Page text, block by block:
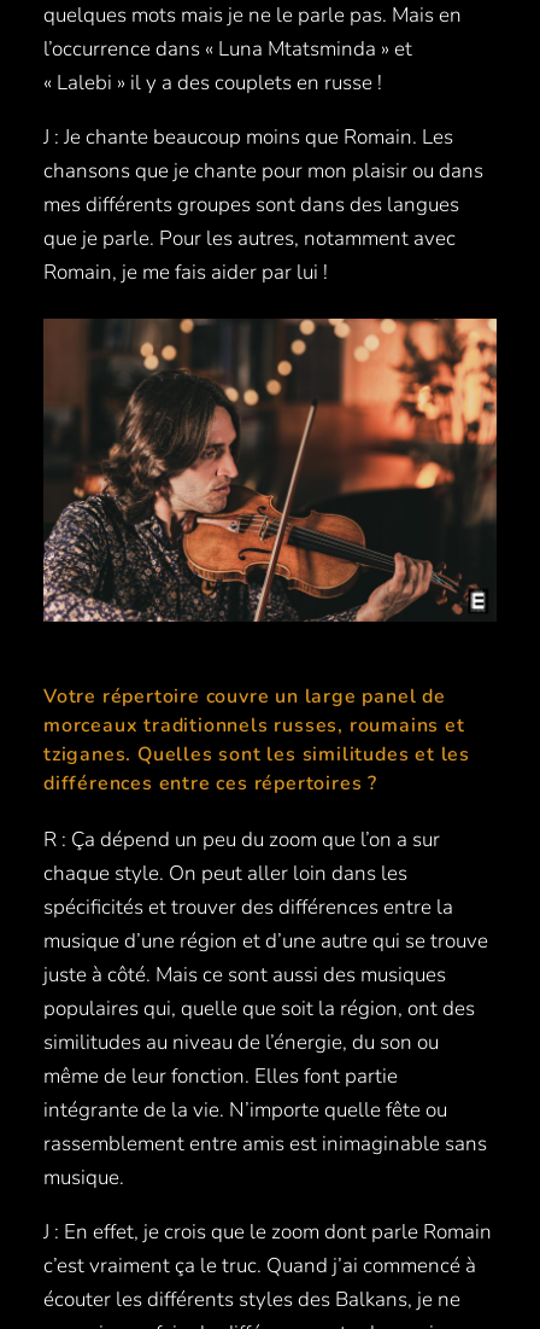
quelques mots mais je ne le parle pas. Mais en
l’occurrence dans « Luna Mtatsminda » et
« Lalebi » il y a des couplets en russe !
J : Je chante beaucoup moins que Romain. Les
chansons que je chante pour mon plaisir ou dans
mes différents groupes sont dans des langues
que je parle. Pour les autres, notamment avec
Romain, je me fais aider par lui !
Votre répertoire couvre un large panel de
morceaux traditionnels russes, roumains et
tziganes. Quelles sont les similitudes et les
différences entre ces répertoires ?
R : Ça dépend un peu du zoom que l’on a sur
chaque style. On peut aller loin dans les
spécificités et trouver des différences entre la
musique d’une région et d’une autre qui se trouve
juste à côté. Mais ce sont aussi des musiques
populaires qui, quelle que soit la région, ont des
similitudes au niveau de l’énergie, du son ou
même de leur fonction. Elles font partie
intégrante de la vie. N’importe quelle fête ou
rassemblement entre amis est inimaginable sans
musique.
J : En effet, je crois que le zoom dont parle Romain
c’est vraiment ça le truc. Quand j’ai commencé à
écouter les différents styles des Balkans, je ne